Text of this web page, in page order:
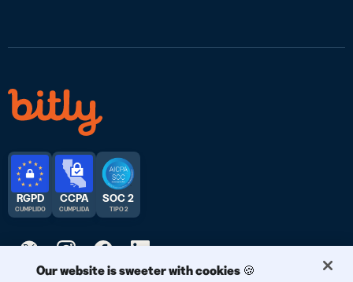
RGPD
CUMPLIDO
CCPA
CUMPLIDA
SOC 2
TIPO 2
Our website is sweeter with cookies 🍪